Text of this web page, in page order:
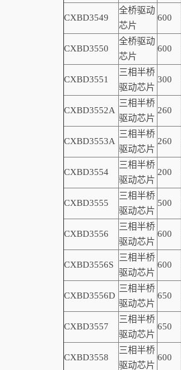
CXBD3549
全桥驱动
芯片
600
CXBD3550
全桥驱动
芯片
600
CXBD3551
三相半桥
驱动芯片
300
CXBD3552A
三相半桥
驱动芯片
260
CXBD3553A
三相半桥
驱动芯片
260
CXBD3554
三相半桥
驱动芯片
200
CXBD3555
三相半桥
驱动芯片
500
CXBD3556
三相半桥
驱动芯片
600
CXBD3556S
三相半桥
驱动芯片
600
CXBD3556D
三相半桥
驱动芯片
650
CXBD3557
三相半桥
驱动芯片
650
CXBD3558
三相半桥
驱动芯片
600